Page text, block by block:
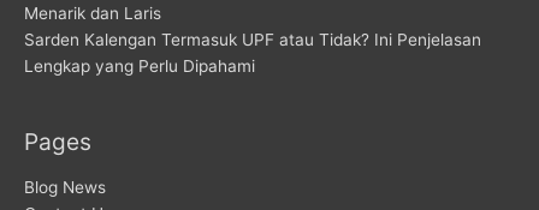
Menarik dan Laris
Sarden Kalengan Termasuk UPF atau Tidak? Ini Penjelasan
Lengkap yang Perlu Dipahami
Pages
Blog News